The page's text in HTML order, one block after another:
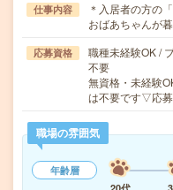
仕事内容
＊入居者の方の
おばあちゃんが
応募資格
職種未経験OK /
不要
無資格・未経験
は不要です▽応
職場の雰囲気
年齢層